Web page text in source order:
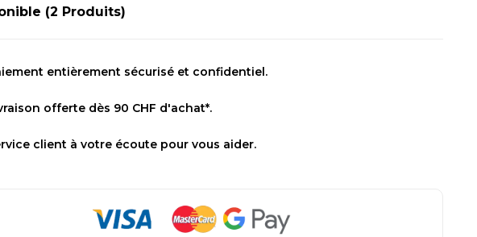
(2 Produits)
entièrement sécurisé et confidentiel.
offerte dès 90 CHF d'achat*.
client à votre écoute pour vous aider.